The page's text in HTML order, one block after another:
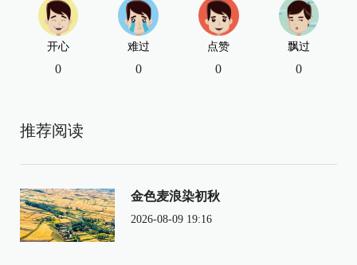
开心
0
难过
0
点赞
0
飘过
0
推荐阅读
金色麦浪染初秋
2026-08-09 19:16